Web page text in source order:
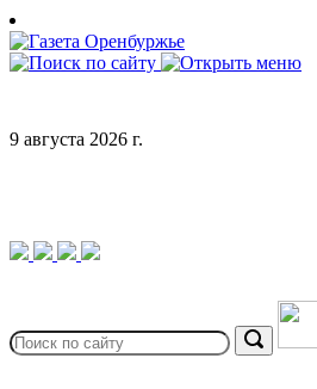
Skip
to
content
9 августа 2026 г.
for:
Search